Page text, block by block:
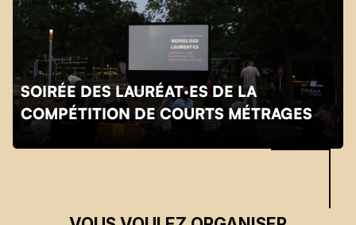
SOIRÉE DES LAURÉAT·ES DE LA
COMPÉTITION DE COURTS MÉTRAGES
Skip back to main navigation